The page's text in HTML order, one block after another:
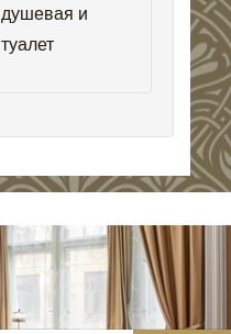
душевая и
туалет